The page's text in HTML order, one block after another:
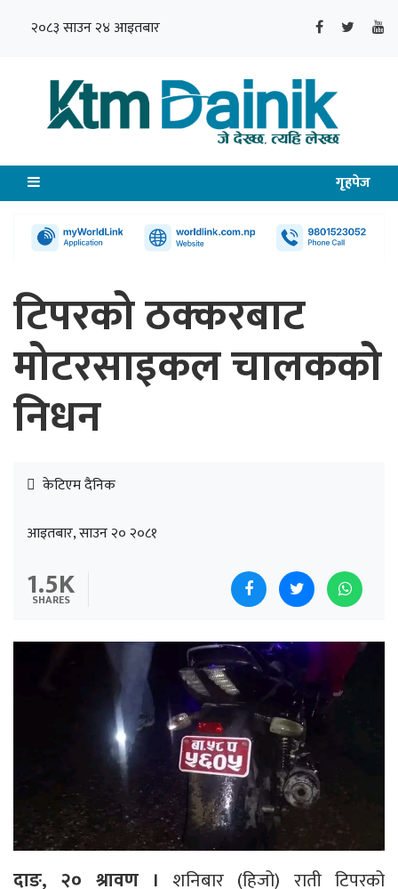
२०८३ साउन २४ आइतबार
गृहपेज
टिपरको ठक्करबाट
मोटरसाइकल चालकको
निधन
केटिएम दैनिक
आइतबार, साउन २० २०८१
1.5K
SHARES
दाङ, २० श्रावण । शनिबार (हिजो) राती टिपरको